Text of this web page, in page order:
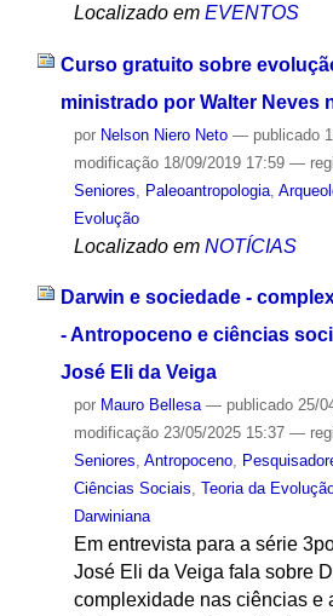
Localizado em EVENTOS
Curso gratuito sobre
ministrado por Walter Neves
por Nelson Niero Neto — publicado
modificação18/09/2019 17:59 —
Seniores
Paleoantropologia,
Evolução
Localizado em NOTÍCIAS
Darwin e sociedade -
- Antropoceno e ciências
José Eli da Veiga
por Mauro Bellesa — publicado25/
modificação23/05/2025 15:37 —
Seniores, Antropoceno,
Ciências Sociais, Teoria da
Darwiniana
Em entrevista para a série
José Eli da Veiga fala sobre
complexidade nas ciências e